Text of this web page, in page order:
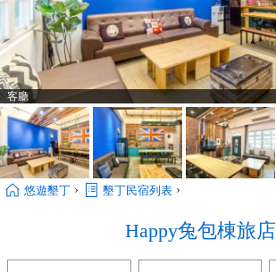
客廳
悠遊墾丁 › 墾丁民宿列表 ›
Happy兔包棟旅店